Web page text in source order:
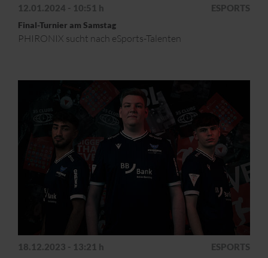
12.01.2024 - 10:51 h ESPORTS
Final-Turnier am Samstag
PHIRONIX sucht nach eSports-Talenten
18.12.2023 - 13:21 h ESPORTS